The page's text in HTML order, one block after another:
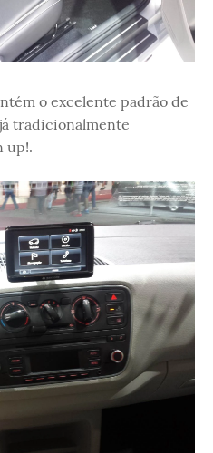
o excelente padrão de
tradicionalmente
up!.